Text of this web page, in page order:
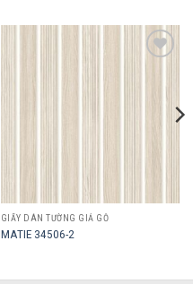
GIẤY DÁN TƯỜNG GIẢ GỖ
MATIE 34506-2